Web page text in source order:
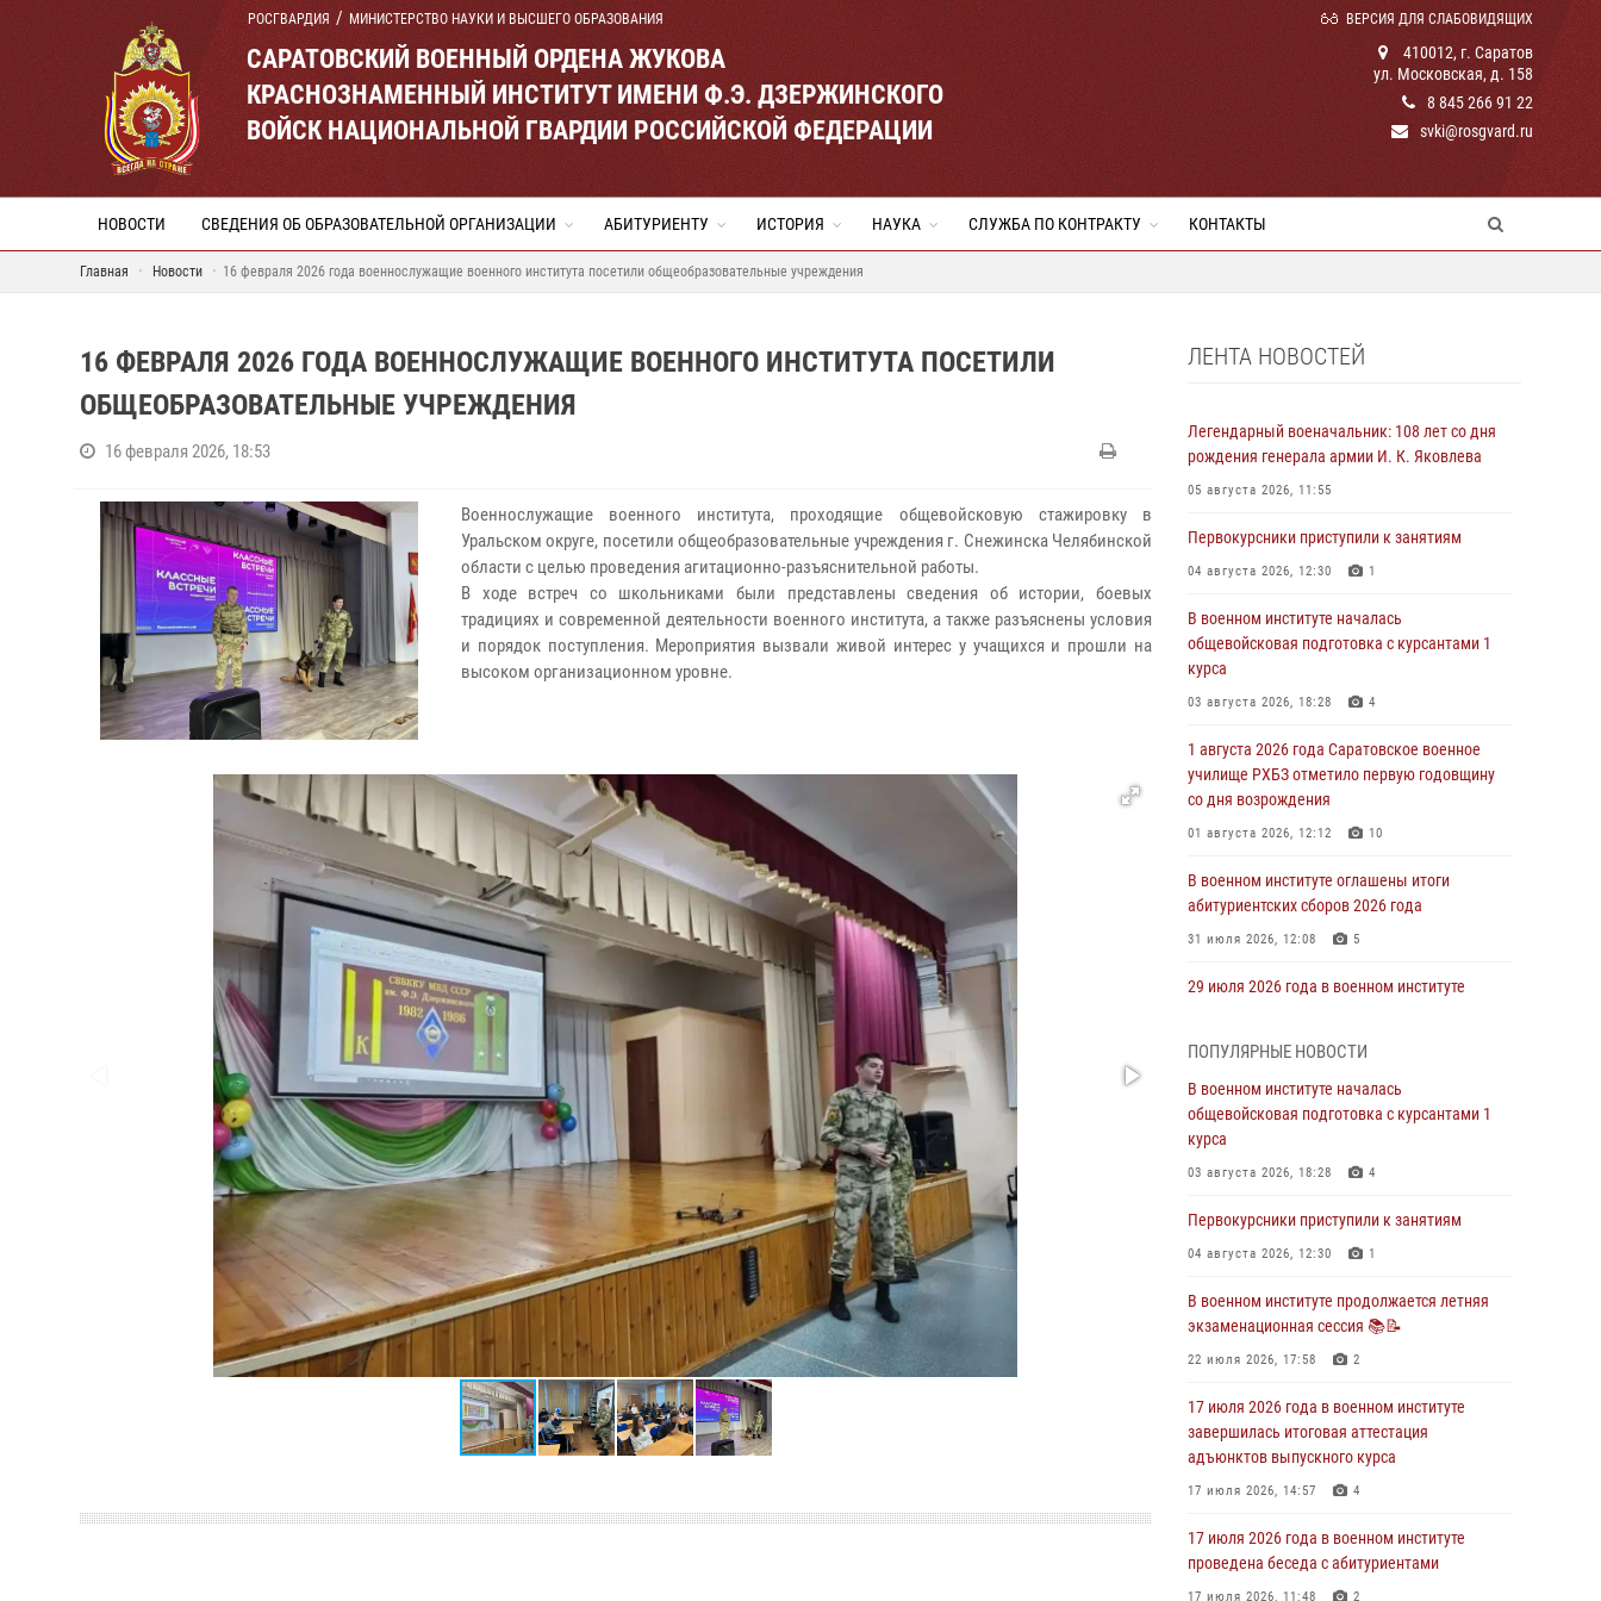
РОСГВАРДИЯ МИНИСТЕРСТВО НАУКИ И ВЫСШЕГО ОБРАЗОВАНИЯ ВЕРСИЯ ДЛЯ СЛАБОВИДЯЩИХ
САРАТОВСКИЙ ВОЕННЫЙ ОРДЕНА ЖУКОВА
КРАСНОЗНАМЕННЫЙ ИНСТИТУТ ИМЕНИ Ф.Э. ДЗЕРЖИНСКОГО
ВОЙСК НАЦИОНАЛЬНОЙ ГВАРДИИ РОССИЙСКОЙ ФЕДЕРАЦИИ
410012, г. Саратов
ул. Московская, д. 158
8 845 266 91 22
svki@rosgvard.ru
НОВОСТИ СВЕДЕНИЯ ОБ ОБРАЗОВАТЕЛЬНОЙ ОРГАНИЗАЦИИ АБИТУРИЕНТУ ИСТОРИЯ НАУКА СЛУЖБА ПО КОНТРАКТУ КОНТАКТЫ
Главная Новости 16 февраля 2026 года военнослужащие военного института посетили общеобразовательные учреждения
16 ФЕВРАЛЯ 2026 ГОДА ВОЕННОСЛУЖАЩИЕ ВОЕННОГО ИНСТИТУТА ПОСЕТИЛИ
ОБЩЕОБРАЗОВАТЕЛЬНЫЕ УЧРЕЖДЕНИЯ
16 февраля 2026, 18:53
Военнослужащие военного института, проходящие общевойсковую стажировку в
Уральском округе, посетили общеобразовательные учреждения г. Снежинска Челябинской
области с целью проведения агитационно-разъяснительной работы.
В ходе встреч со школьниками были представлены сведения об истории, боевых
традициях и современной деятельности военного института, а также разъяснены условия
и порядок поступления. Мероприятия вызвали живой интерес у учащихся и прошли на
высоком организационном уровне.
ЛЕНТА НОВОСТЕЙ
Легендарный военачальник: 108 лет со дня
рождения генерала армии И. К. Яковлева
05 августа 2026, 11:55
Первокурсники приступили к занятиям
04 августа 2026, 12:30 1
В военном институте началась
общевойсковая подготовка с курсантами 1
курса
03 августа 2026, 18:28 4
1 августа 2026 года Саратовское военное
училище РХБЗ отметило первую годовщину
со дня возрождения
01 августа 2026, 12:12 10
В военном институте оглашены итоги
абитуриентских сборов 2026 года
31 июля 2026, 12:08 5
29 июля 2026 года в военном институте
29 июля 2026 года курсанты военного
института успешно сдали экзамен по
вождению
28 июля 2026 года в военном институте
молебен
28 июля 2026, 13:39 7
экзаменационная сессия
28 июля 2026, 10:41 1
27 июля 2026 года в военном институте
27 июля 2026, 10:45 4
ПОПУЛЯРНЫЕ НОВОСТИ
В военном институте началась
общевойсковая подготовка с курсантами 1
курса
03 августа 2026, 18:28 4
Первокурсники приступили к занятиям
04 августа 2026, 12:30 1
В военном институте продолжается летняя
экзаменационная сессия 📚📝
22 июля 2026, 17:58 2
17 июля 2026 года в военном институте
завершилась итоговая аттестация
адъюнктов выпускного курса
17 июля 2026, 14:57 4
17 июля 2026 года в военном институте
проведена беседа с абитуриентами
17 июля 2026, 11:48 2